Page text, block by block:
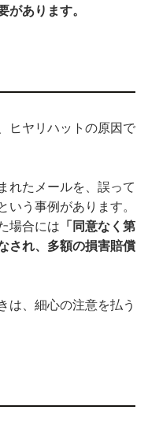
があります。
ヒヤリハットの原因で
れたメールを、誤って
いう事例があります。
場合には 「同意なく第
され、多額の損害賠償
は、細心の注意を払う